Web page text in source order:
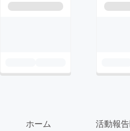
ホーム 活動報告